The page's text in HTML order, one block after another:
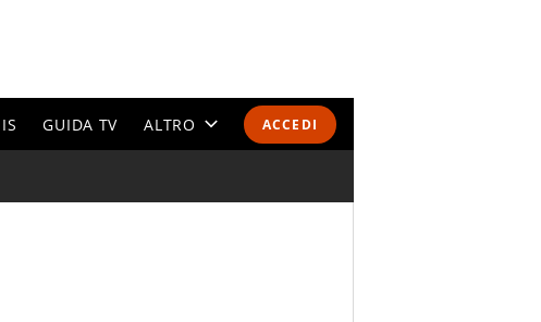
ACCEDI
GUIDA TV ALTRO